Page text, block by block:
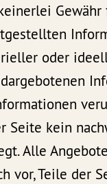
oder
Seite kein
Alle
vor, Teile der